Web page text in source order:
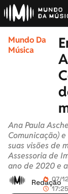
Mundo Da
Música
Ana Paula
Comunicação)
suas visões de
Assessoria de
ano de 2020 e
Redação
07/
17:25